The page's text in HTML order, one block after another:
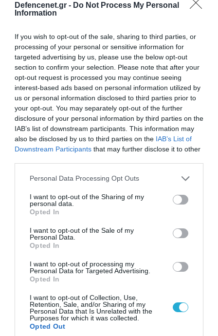
Defencenet.gr - Do Not Process My Personal
Information
If you wish to opt-out of the sale, sharing to third parties, or
processing of your personal or sensitive information for
targeted advertising by us, please use the below opt-out
section to confirm your selection. Please note that after your
opt-out request is processed you may continue seeing
interest-based ads based on personal information utilized by
us or personal information disclosed to third parties prior to
your opt-out. You may separately opt-out of the further
disclosure of your personal information by third parties on the
IAB’s list of downstream participants. This information may
also be disclosed by us to third parties on the IAB’s List of
Downstream Participants that may further disclose it to other
Please note that this website/app uses one or more Google
not limited to your visit or usage behaviour. You may click to
grant or deny consent to Google and its third-party tags to
use your data for below specified purposes in below Google
consent section.
Personal Data Processing Opt Outs
I want to opt-out of the Sharing of my
personal data.
Opted In
I want to opt-out of the Sale of my
Personal Data.
Opted In
I want to opt-out of processing my
Personal Data for Targeted Advertising.
Opted In
I want to opt-out of Collection, Use,
Retention, Sale, and/or Sharing of my
Personal Data that Is Unrelated with the
Purposes for which it was collected.
Opted Out
07.08.2026 | 18:02
«Κεραυνοί» της ρωσικής Βοστόκ κατέκαψαν
εξοπλισμό των ΗΠΑ με Ουκρανούς και
Αμερικανούς μισθοφόρους – Δείτε βίντεο
08.08.2026 | 17:02
ΕΚΤΑΚΤΟ: Τρεις Μεραρχίες του
βορειοκορεατικού Στρατού αναπτύχθηκαν
ταχύτατα στη Ρωσία